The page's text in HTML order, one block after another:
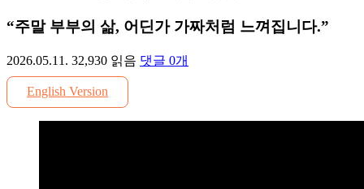
“주말 부부의 삶, 어딘가 가짜처럼 느껴집니다.”
2026.05.11. 32,930 읽음 댓글 0개
English Version